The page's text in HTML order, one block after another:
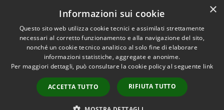
Moduli Privacy Amministrazione trasparente
Accessibilità
Copyright © 2026 • Comune di
Limana • Powered by
Municipium•
Accesso
redazione
×
Informazioni sui cookie
Questo sito web utilizza cookie tecnici e assimilati strettamente
necessari al corretto funzionamento e alla navigazione del sito,
nonché un cookie tecnico analitico al solo fine di elaborare
informazioni statistiche, aggregate e anonime.
Per maggiori dettagli, può consultare la cookie policy al seguente link
ACCETTA TUTTO RIFIUTA TUTTO